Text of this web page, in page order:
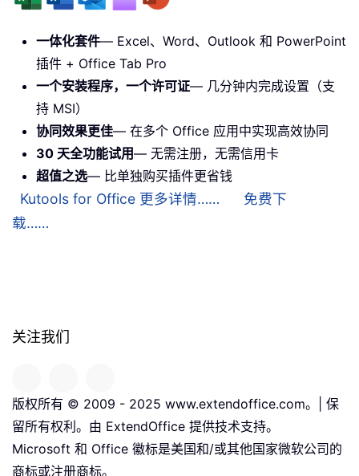
一体化套件— Excel、Word、Outlook 和 PowerPoint
插件 + Office Tab Pro
一个安装程序，一个许可证— 几分钟内完成设置（支
持 MSI）
协同效果更佳— 在多个 Office 应用中实现高效协同
30 天全功能试用— 无需注册，无需信用卡
超值之选— 比单独购买插件更省钱
Kutools for Office 更多详情……
免费下
载……
关注我们
版权所有 © 2009 - 2025 www.extendoffice.com。| 保
留所有权利。由 ExtendOffice 提供技术支持。
Microsoft 和 Office 徽标是美国和/或其他国家微软公司的
商标或注册商标。